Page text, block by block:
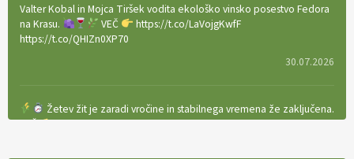
Valter Kobal in Mojca Tiršek vodita ekološko vinsko posestvo Fedora
na Krasu.
VEČ
https://t.co/LaVojgKwfF
https://t.co/QHIZn0XP70
30.07.2026
Žetev žit je zaradi vročine in stabilnega vremena že zaključena.
VEČ
https://t.co/bBWaIz6Hhh https://t.co/TtKoOF5ENS